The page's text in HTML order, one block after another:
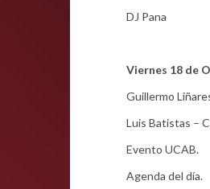
DJ Pana
Viernes 18 de
Guillermo
Luis Batistas –
Evento UCAB.
Agenda del día.